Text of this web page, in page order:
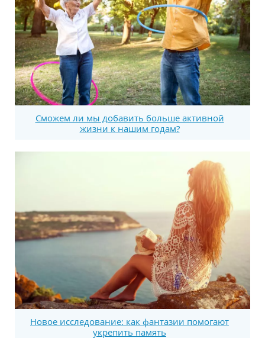
Сможем ли мы добавить больше активной
жизни к нашим годам?
Новое исследование: как фантазии помогают
укрепить память